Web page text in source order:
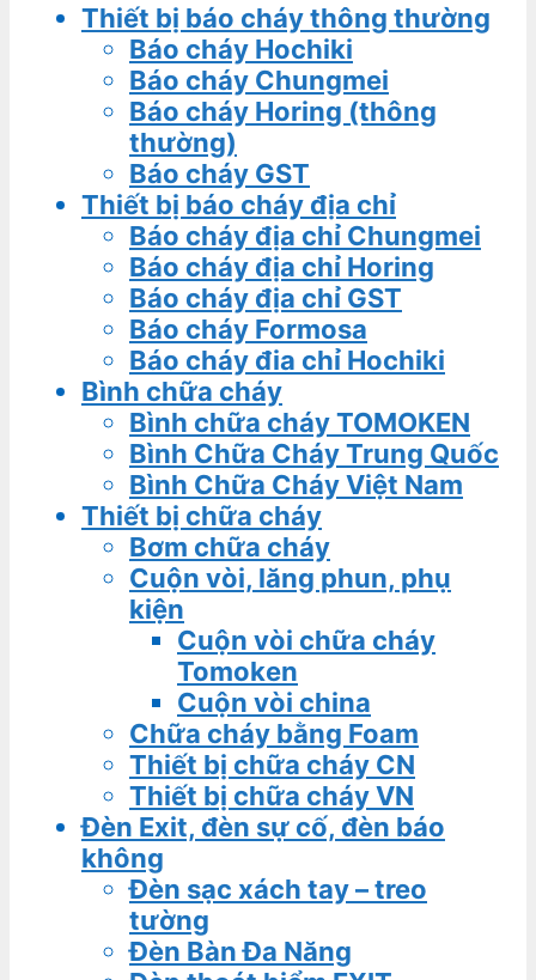
Thiết bị báo cháy thông thường
Báo cháy Hochiki
Báo cháy Chungmei
Báo cháy Horing (thông
thường)
Báo cháy GST
Thiết bị báo cháy địa chỉ
Báo cháy địa chỉ Chungmei
Báo cháy địa chỉ Horing
Báo cháy địa chỉ GST
Báo cháy Formosa
Báo cháy đia chỉ Hochiki
Bình chữa cháy
Bình chữa cháy TOMOKEN
Bình Chữa Cháy Trung Quốc
Bình Chữa Cháy Việt Nam
Thiết bị chữa cháy
Bơm chữa cháy
Cuộn vòi, lăng phun, phụ
kiện
Cuộn vòi chữa cháy
Tomoken
Cuộn vòi china
Chữa cháy bằng Foam
Thiết bị chữa cháy CN
Thiết bị chữa cháy VN
Đèn Exit, đèn sự cố, đèn báo
không
Đèn sạc xách tay – treo
tường
Đèn Bàn Đa Năng